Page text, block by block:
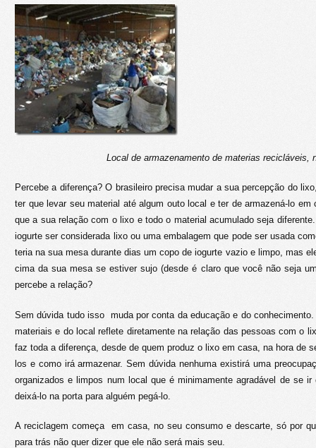
Local de armazenamento de materias recicláveis,
Percebe a diferença? O brasileiro precisa mudar a sua percepção do
ter que levar seu material até algum outo local e ter de armazená-lo
que a sua relação com o lixo e todo o material acumulado seja
iogurte ser considerada lixo ou uma embalagem que pode ser usada
teria na sua mesa durante dias um copo de iogurte vazio e limpo, mas
cima da sua mesa se estiver sujo (desde é claro que você não seja
percebe a relação?
Sem dúvida tudo isso muda por conta da educação e do
materiais e do local reflete diretamente na relação das pessoas com o
faz toda a diferença, desde de quem produz o lixo em casa, na hora de
los e como irá armazenar. Sem dúvida nenhuma existirá uma
organizados e limpos num local que é minimamente agradável de se
deixá-lo na porta para alguém pegá-lo.
A reciclagem começa em casa, no seu consumo e descarte, só por
para trás não quer dizer que ele não será mais seu.